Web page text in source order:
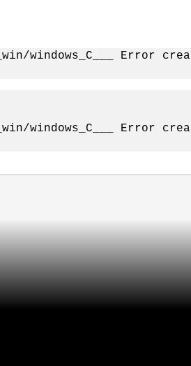
windows_C___ Error
windows_C___ Error